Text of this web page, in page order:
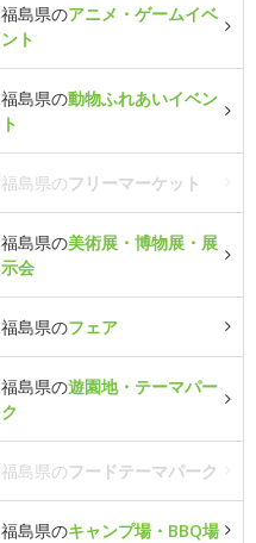
福島県のアニメ・ゲームイベ
ント
福島県の動物ふれあいイベン
ト
福島県のフリーマーケット
福島県の美術展・博物展・展
示会
福島県のフェア
福島県の遊園地・テーマパー
ク
福島県のフードテーマパーク
福島県のキャンプ場・BBQ場